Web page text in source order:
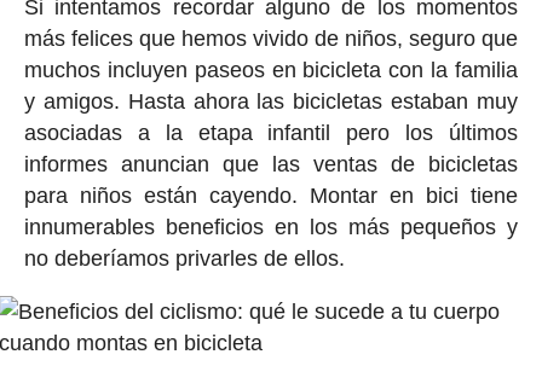
Si intentamos recordar alguno de los momentos
más felices que hemos vivido de niños, seguro que
muchos incluyen paseos en bicicleta con la familia
y amigos. Hasta ahora las bicicletas estaban muy
asociadas a la etapa infantil pero los últimos
informes anuncian que las ventas de bicicletas
para niños están cayendo. Montar en bici tiene
innumerables beneficios en los más pequeños y
no deberíamos privarles de ellos.